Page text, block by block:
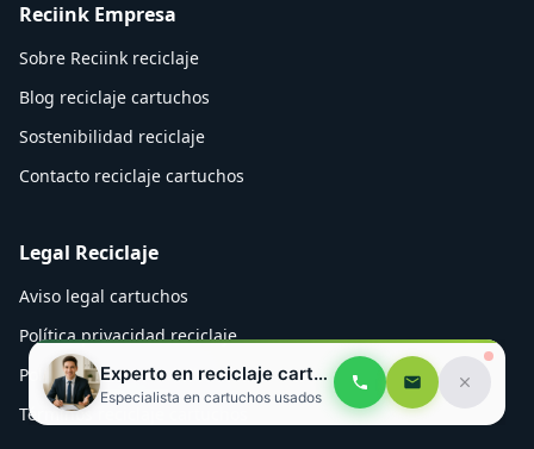
Experto en reciclaje cartuchos
Especialista en cartuchos usados
Reciink Empresa
Sobre Reciink reciclaje
Blog reciclaje cartuchos
Sostenibilidad reciclaje
Contacto reciclaje cartuchos
Legal Reciclaje
Aviso legal cartuchos
Política privacidad reciclaje
Política cookies Reciink
Términos reciclaje cartuchos